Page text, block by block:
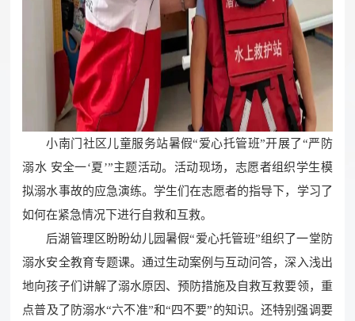
小南门社区儿童服务站暑假“爱心托管班”开展了“严防
溺水 安全一‘夏’”主题活动。活动现场，志愿者组织学生模
拟溺水事故的应急演练。学生们在志愿者的指导下，学习了
如何在紧急情况下进行自救和互救。
后湖管理区盼盼幼儿园暑假“爱心托管班”组织了一堂防
溺水安全教育专题课。通过生动案例与互动问答，深入浅出
地向孩子们讲解了溺水原因、预防措施及自救互救要领，重
点普及了防溺水“六不准”和“四不要”的知识。还特别强调要